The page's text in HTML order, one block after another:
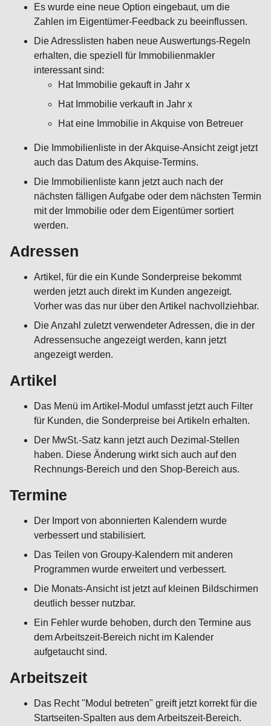
Es wurde eine neue Option eingebaut, um die
Zahlen im Eigentümer-Feedback zu beeinflussen.
Die Adresslisten haben neue Auswertungs-Regeln
erhalten, die speziell für Immobilienmakler
interessant sind:
Hat Immobilie gekauft in Jahr x
Hat Immobilie verkauft in Jahr x
Hat eine Immobilie in Akquise von Betreuer
Die Immobilienliste in der Akquise-Ansicht zeigt jetzt
auch das Datum des Akquise-Termins.
Die Immobilienliste kann jetzt auch nach der
nächsten fälligen Aufgabe oder dem nächsten Termin
mit der Immobilie oder dem Eigentümer sortiert
werden.
Adressen
Artikel, für die ein Kunde Sonderpreise bekommt
werden jetzt auch direkt im Kunden angezeigt.
Vorher was das nur über den Artikel nachvollziehbar.
Die Anzahl zuletzt verwendeter Adressen, die in der
Adressensuche angezeigt werden, kann jetzt
angezeigt werden.
Artikel
Das Menü im Artikel-Modul umfasst jetzt auch Filter
für Kunden, die Sonderpreise bei Artikeln erhalten.
Der MwSt.-Satz kann jetzt auch Dezimal-Stellen
haben. Diese Änderung wirkt sich auch auf den
Rechnungs-Bereich und den Shop-Bereich aus.
Termine
Der Import von abonnierten Kalendern wurde
verbessert und stabilisiert.
Das Teilen von Groupy-Kalendern mit anderen
Programmen wurde erweitert und verbessert.
Die Monats-Ansicht ist jetzt auf kleinen Bildschirmen
deutlich besser nutzbar.
Ein Fehler wurde behoben, durch den Termine aus
dem Arbeitszeit-Bereich nicht im Kalender
aufgetaucht sind.
Arbeitszeit
Das Recht "Modul betreten" greift jetzt korrekt für die
Startseiten-Spalten aus dem Arbeitszeit-Bereich.